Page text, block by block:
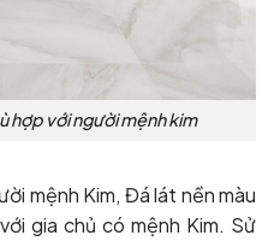
hợp với người mệnh kim
mệnh Kim, Đá lát nền màu
gia chủ có mệnh Kim. Sử